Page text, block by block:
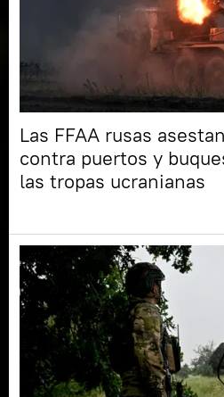
Las FFAA rusas
contra puertos y
las tropas ucranianas